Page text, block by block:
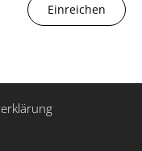
Einreichen